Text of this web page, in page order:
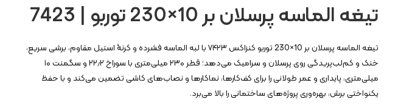
تيغه الماسه پرسلان بر 10×230 توربو | 7423
تيغه الماسه پرسلان بر 10×230 توربو کنزاکس ۷۴۲۳ با لبه الماسه فشرده و کرنۀ استیل مقاوم، برشی سریع،
خنک و کم‌لب‌پریدگی روی پرسلان و سرامیک می‌دهد؛ قطر ۲۳۰ میلی‌متری با سوراخ ۲۲٫۲ و سگمنت ۱۰
میلی‌متری، پایداری و عمر طولانی را برای کف‌کارها، نماکارها و نصاب‌های کاشی تضمین می‌کند و با حفظ
یکنواختی برش، بهره‌وری پروژه‌های ساختمانی را بالا می‌برد.